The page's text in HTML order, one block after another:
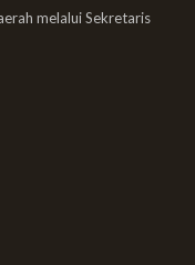
melalui Sekretaris